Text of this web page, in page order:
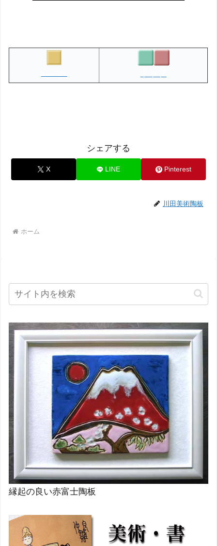
シェアする
X LINE Pinterest
川田美術陶板
ホーム
縁起の良い赤富士陶板